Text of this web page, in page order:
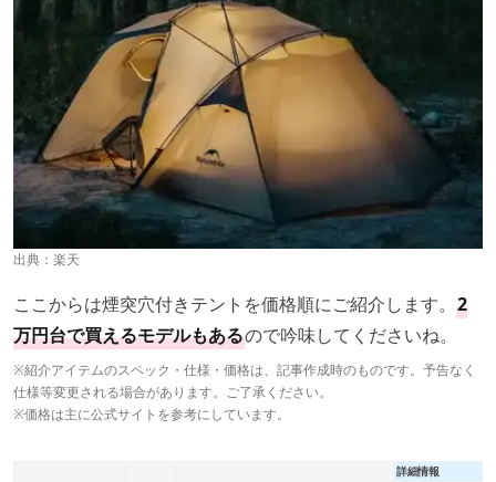
出典： 楽天
ここからは煙突穴付きテントを価格順にご紹介します。 2
万円台で買えるモデルもあるので吟味してくださいね。
※紹介アイテムのスペック・仕様・価格は、記事作成時のものです。予告なく
仕様等変更される場合があります。ご了承ください。
※価格は主に公式サイトを参考にしています。
詳細情報